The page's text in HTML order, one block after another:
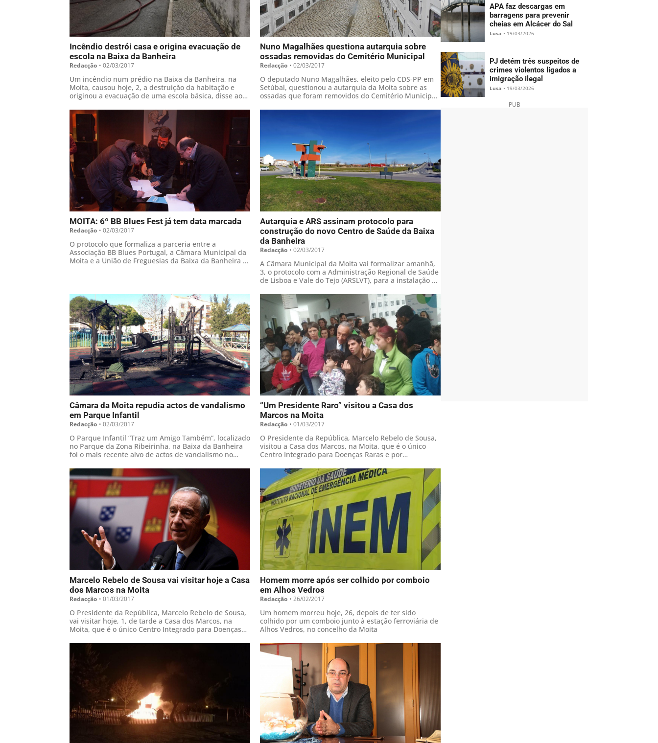
Incêndio destrói casa e origina evacuação de
escola na Baixa da Banheira
Redacção • 02/03/2017
Um incêndio num prédio na Baixa da Banheira, na
Moita, causou hoje, 2, a destruição da habitação e
originou a evacuação de uma escola básica, disse ao
local, referindo que não existiram vítimas.
Nuno Magalhães questiona autarquia sobre
ossadas removidas do Cemitério Municipal
Redacção • 02/03/2017
O deputado Nuno Magalhães, eleito pelo CDS-PP em
Setúbal, questionou a autarquia da Moita sobre as
ossadas que foram removidos do Cemitério Municipal
autarquia a assumir o erro
MOITA: 6º BB Blues Fest já tem data marcada
Redacção • 02/03/2017
O protocolo que formaliza a parceria entre a
Associação BB Blues Portugal, a Câmara Municipal da
Moita e a União de Freguesias da Baixa da Banheira e
Autarquia e ARS assinam protocolo para
construção do novo Centro de Saúde da Baixa
da Banheira
Redacção • 02/03/2017
A Câmara Municipal da Moita vai formalizar amanhã,
3, o protocolo com a Administração Regional de Saúde
de Lisboa e Vale do Tejo (ARSLVT), para a instalação da
Câmara da Moita repudia actos de vandalismo
em Parque Infantil
Redacção • 02/03/2017
O Parque Infantil “Traz um Amigo Também”, localizado
no Parque da Zona Ribeirinha, na Baixa da Banheira
foi o mais recente alvo de actos de vandalismo no
“Um Presidente Raro” visitou a Casa dos
Marcos na Moita
Redacção • 01/03/2017
O Presidente da República, Marcelo Rebelo de Sousa,
visitou a Casa dos Marcos, na Moita, que é o único
Centro Integrado para Doenças Raras e por
Associação Raríssimas, tendo distribuído
cumprimentos entre utentes e funcionários
Marcelo Rebelo de Sousa vai visitar hoje a Casa
dos Marcos na Moita
Redacção • 01/03/2017
O Presidente da República, Marcelo Rebelo de Sousa,
vai visitar hoje, 1, de tarde a Casa dos Marcos, na
Moita, que é o único Centro Integrado para Doenças
Homem morre após ser colhido por comboio
em Alhos Vedros
Redacção • 26/02/2017
Um homem morreu hoje, 26, depois de ter sido
colhido por um comboio junto à estação ferroviária de
Alhos Vedros, no concelho da Moita
APA faz descargas em
barragens para prevenir
cheias em Alcácer do Sal
Lusa • 19/03/2026
PJ detém três suspeitos de
crimes violentos ligados a
imigração ilegal
Lusa • 19/03/2026
- PUB -